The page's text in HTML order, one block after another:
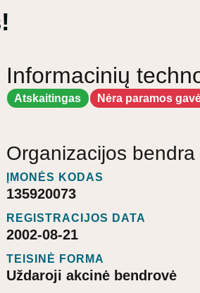
Informacinių
Atskaitingas Nėra paramos
Organizacijos
ĮMONĖS KODAS
135920073
REGISTRACIJOS DATA
2002-08-21
TEISINĖ FORMA
Uždaroji akcinė bendrovė